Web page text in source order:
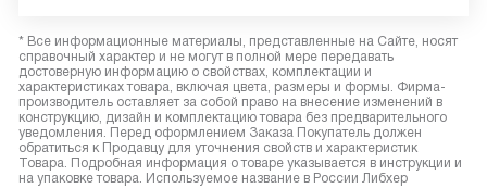
* Все информационные материалы, представленные на Сайте, носят
справочный характер и не могут в полной мере передавать
достоверную информацию о свойствах, комплектации и
характеристиках товара, включая цвета, размеры и формы. Фирма-
производитель оставляет за собой право на внесение изменений в
конструкцию, дизайн и комплектацию товара без предварительного
уведомления. Перед оформлением Заказа Покупатель должен
обратиться к Продавцу для уточнения свойств и характеристик
Товара. Подробная информация о товаре указывается в инструкции и
на упаковке товара. Используемое название в России Либхер